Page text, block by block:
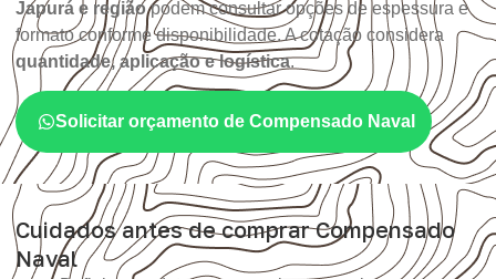
Japurá e regiãopodem consultar opções de espessura e
formato conforme disponibilidade. A cotação considera
quantidade, aplicação e logística.
Solicitar orçamento de Compensado Naval
Cuidados antes de comprar Compensado
Naval